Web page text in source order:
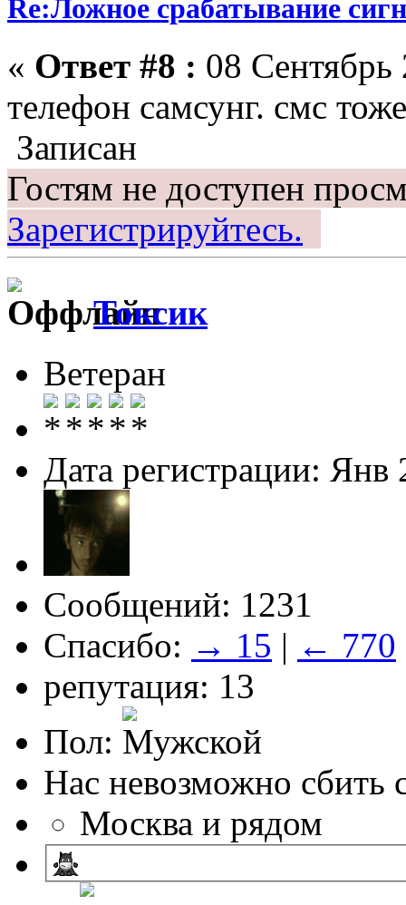
Re:Ложное срабатывание
« Ответ #8 : 08
телефон самсунг. смс
Записан
Гостям не доступен
Зарегистрируйтесь.
Токсик
Ветеран
Дата регистрации: Янв
Сообщений: 1231
Спасибо: → 15 | ← 770
репутация: 13
Пол:
Нас невозможно сбить
Москва и рядом